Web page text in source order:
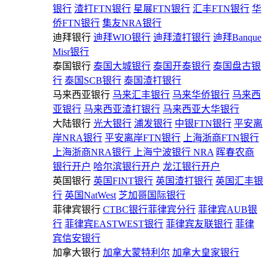
银行 渣打FTN银行 星展FTN银行 汇丰FTN银行 华
侨FTN银行 集友NRA银行
迪拜银行 迪拜WIO银行 迪拜渣打银行 迪拜Banque
Misr银行
泰国银行 泰国大城银行 泰国开泰银行 泰国盘古银
行 泰国SCB银行 泰国渣打银行
马来西亚银行 马来汇丰银行 马来华侨银行 马来西
亚银行 马来西亚渣打银行 马来西亚大华银行
大陆银行 光大银行 浦发银行 中银FTN银行 平安离
岸NRA银行 平安离岸FTN银行
上海浙商FTN银行
上海浙商NRA银行
上海宁波银行 NRA 晖春农商
银行开户 哈尔滨银行开户 龙江银行开户
英国银行 英国FINT银行 英国渣打银行 英国汇丰银
行 英国NatWest 芝加哥国际银行
菲律宾银行 CTBC银行菲律宾分行 菲律宾AUB银
行 菲律宾EASTWEST银行 菲律宾友联银行 菲律
宾信安银行
加拿大银行 加拿大蒙特利尔 加拿大皇家银行